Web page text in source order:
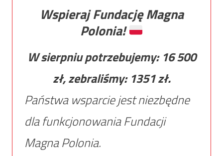
Wspieraj Fundację Magna
Polonia!
W sierpniu potrzebujemy: 16 500
zł, zebraliśmy: 1351zł.
Państwa wsparcie jest niezbędne
dla funkcjonowania Fundacji
Magna Polonia.